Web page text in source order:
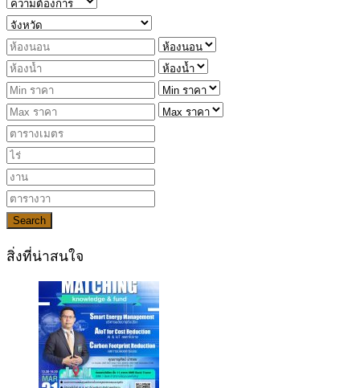
Search
สิ่งที่น่าสนใจ